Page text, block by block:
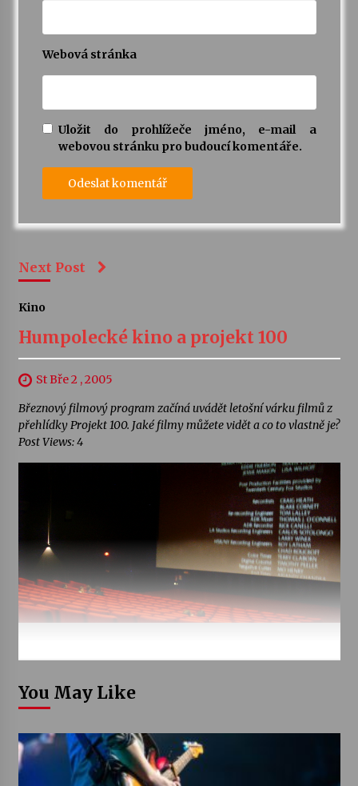
Webová stránka
Uložit do prohlížeče jméno, e-mail a
webovou stránku pro budoucí komentáře.
Next Post
Kino
Humpolecké kino a projekt 100
St Bře 2 , 2005
Březnový filmový program začíná uvádět letošní várku filmů z
přehlídky Projekt 100. Jaké filmy můžete vidět a co to vlastně je?
Post Views: 4
You May Like